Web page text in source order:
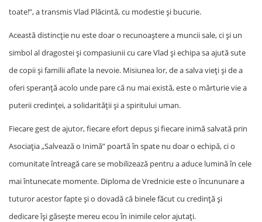
toate!”, a transmis Vlad Plăcintă, cu modestie și bucurie.
Această distincție nu este doar o recunoaștere a muncii sale, ci și un
simbol al dragostei și compasiunii cu care Vlad și echipa sa ajută sute
de copii și familii aflate la nevoie. Misiunea lor, de a salva vieți și de a
oferi speranță acolo unde pare că nu mai există, este o mărturie vie a
puterii credinței, a solidarității și a spiritului uman.
Fiecare gest de ajutor, fiecare efort depus și fiecare inimă salvată prin
Asociația „Salvează o Inimă” poartă în spate nu doar o echipă, ci o
comunitate întreagă care se mobilizează pentru a aduce lumină în cele
mai întunecate momente. Diploma de Vrednicie este o încununare a
tuturor acestor fapte și o dovadă că binele făcut cu credință și
dedicare își găsește mereu ecou în inimile celor ajutați.